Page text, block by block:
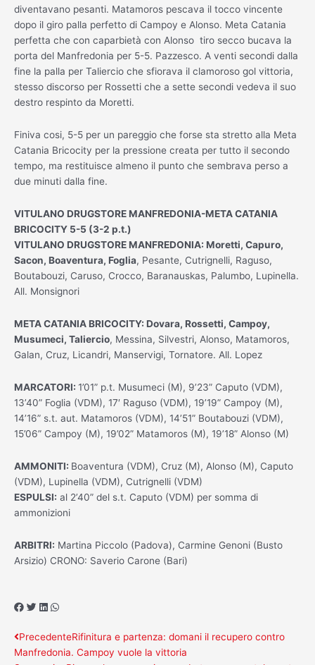
diventavano pesanti. Matamoros pescava il tocco vincente
dopo il giro palla perfetto di Campoy e Alonso. Meta Catania
perfetta che con caparbietà con Alonso tiro secco bucava la
porta del Manfredonia per 5-5. Pazzesco. A venti secondi dalla
fine la palla per Taliercio che sfiorava il clamoroso gol vittoria,
stesso discorso per Rossetti che a sette secondi vedeva il suo
destro respinto da Moretti.
Finiva cosi, 5-5 per un pareggio che forse sta stretto alla Meta
Catania Bricocity per la pressione creata per tutto il secondo
tempo, ma restituisce almeno il punto che sembrava perso a
due minuti dalla fine.
VITULANO DRUGSTORE MANFREDONIA-META CATANIA
BRICOCITY 5-5 (3-2 p.t.)
VITULANO DRUGSTORE MANFREDONIA: Moretti, Capuro,
Sacon, Boaventura, Foglia, Pesante, Cutrignelli, Raguso,
Boutabouzi, Caruso, Crocco, Baranauskas, Palumbo, Lupinella.
All. Monsignori
META CATANIA BRICOCITY: Dovara, Rossetti, Campoy,
Musumeci, Taliercio, Messina, Silvestri, Alonso, Matamoros,
Galan, Cruz, Licandri, Manservigi, Tornatore. All. Lopez
MARCATORI: 1’01” p.t. Musumeci (M), 9’23” Caputo (VDM),
13’40” Foglia (VDM), 17′ Raguso (VDM), 19’19” Campoy (M),
14’16” s.t. aut. Matamoros (VDM), 14’51” Boutabouzi (VDM),
15’06” Campoy (M), 19’02” Matamoros (M), 19’18” Alonso (M)
AMMONITI: Boaventura (VDM), Cruz (M), Alonso (M), Caputo
(VDM), Lupinella (VDM), Cutrignelli (VDM)
ESPULSI: al 2’40” del s.t. Caputo (VDM) per somma di
ammonizioni
ARBITRI: Martina Piccolo (Padova), Carmine Genoni (Busto
Arsizio) CRONO: Saverio Carone (Bari)
Precedente
PrecedenteRifinitura e partenza: domani il recupero contro
Manfredonia. Campoy vuole la vittoria
Successivo